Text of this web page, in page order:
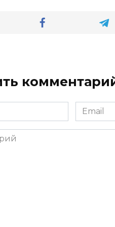
Email
*